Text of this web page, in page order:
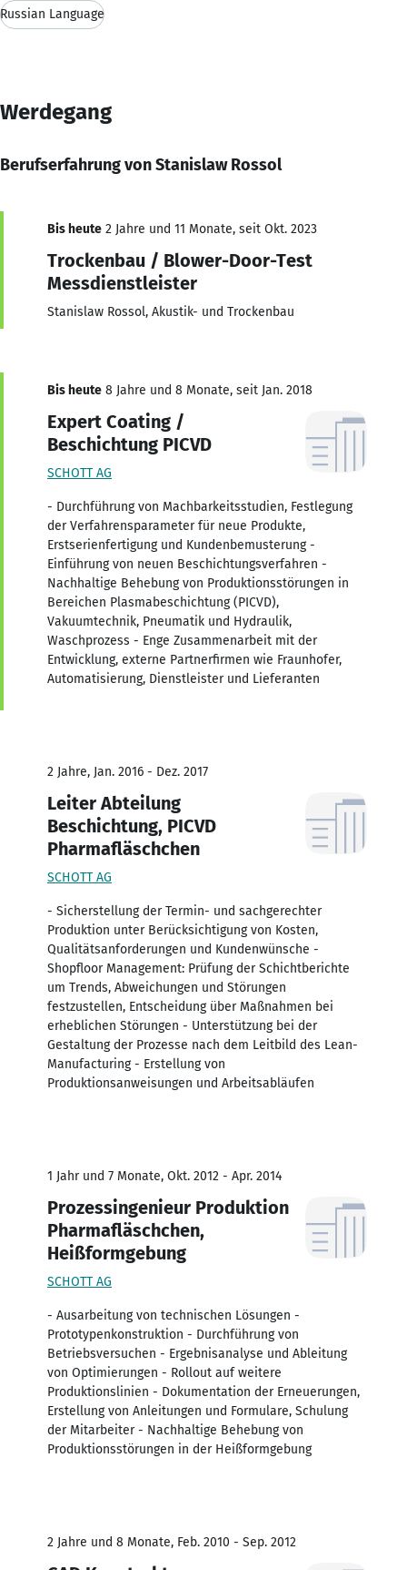
Russian Language
Werdegang
Berufserfahrung von Stanislaw Rossol
Bis heute 2 Jahre und 11 Monate, seit Okt. 2023
Trockenbau / Blower-Door-Test
Messdienstleister
Stanislaw Rossol, Akustik- und Trockenbau
Bis heute 8 Jahre und 8 Monate, seit Jan. 2018
Expert Coating /
Beschichtung PICVD
SCHOTT AG
- Durchführung von Machbarkeitsstudien, Festlegung
der Verfahrensparameter für neue Produkte,
Erstserienfertigung und Kundenbemusterung -
Einführung von neuen Beschichtungsverfahren -
Nachhaltige Behebung von Produktionsstörungen in
Bereichen Plasmabeschichtung (PICVD),
Vakuumtechnik, Pneumatik und Hydraulik,
Waschprozess - Enge Zusammenarbeit mit der
Entwicklung, externe Partnerfirmen wie Fraunhofer,
Automatisierung, Dienstleister und Lieferanten
2 Jahre, Jan. 2016 - Dez. 2017
Leiter Abteilung
Beschichtung, PICVD
Pharmafläschchen
SCHOTT AG
- Sicherstellung der Termin- und sachgerechter
Produktion unter Berücksichtigung von Kosten,
Qualitätsanforderungen und Kundenwünsche -
Shopfloor Management: Prüfung der Schichtberichte
um Trends, Abweichungen und Störungen
festzustellen, Entscheidung über Maßnahmen bei
erheblichen Störungen - Unterstützung bei der
Gestaltung der Prozesse nach dem Leitbild des Lean-
Manufacturing - Erstellung von
Produktionsanweisungen und Arbeitsabläufen
1 Jahr und 7 Monate, Okt. 2012 - Apr. 2014
Prozessingenieur Produktion
Pharmafläschchen,
Heißformgebung
SCHOTT AG
- Ausarbeitung von technischen Lösungen -
Prototypenkonstruktion - Durchführung von
Betriebsversuchen - Ergebnisanalyse und Ableitung
von Optimierungen - Rollout auf weitere
Produktionslinien - Dokumentation der Erneuerungen,
Erstellung von Anleitungen und Formulare, Schulung
der Mitarbeiter - Nachhaltige Behebung von
Produktionsstörungen in der Heißformgebung
2 Jahre und 8 Monate, Feb. 2010 - Sep. 2012